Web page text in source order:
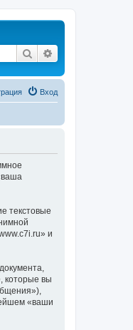
Поиск
Вход
текстовые
и
которые вы
«ваши